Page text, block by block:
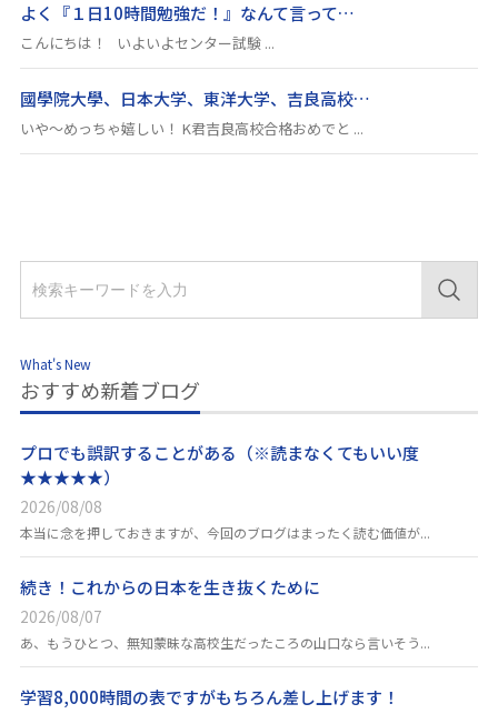
よく『１日10時間勉強だ！』なんて言って…
こんにちは！ いよいよセンター試験 ...
國學院大學、日本大学、東洋大学、吉良高校…
いや～めっちゃ嬉しい！ K君吉良高校合格おめでと ...
What's New
おすすめ新着ブログ
プロでも誤訳することがある（※読まなくてもいい度
★★★★★）
2026/08/08
本当に念を押しておきますが、今回のブログはまったく読む価値が...
続き！これからの日本を生き抜くために
2026/08/07
あ、もうひとつ、無知蒙昧な高校生だったころの山口なら言いそう...
学習8,000時間の表ですがもちろん差し上げます！